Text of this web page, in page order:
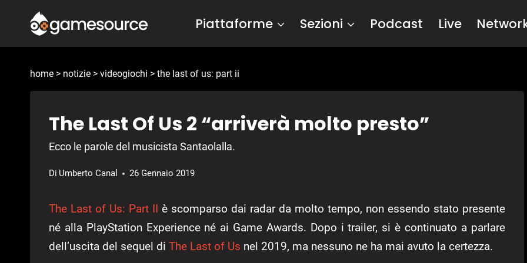
contenuto
Piattaforme Sezioni Podcast Live
home > notizie > videogiochi > the last of us: part ii
The Last Of Us 2 “arriverà molto presto”
Ecco le parole del musicista Santaolalla.
Di Umberto Canal 26 Gennaio 2019
The Last of Us: Part II è scomparso dai radar da molto tempo, non essendo stato presente
né alla PlayStation Experience né ai Game Awards. Dopo i trailer, si è continuato a parlare
dell’uscita del sequel di The Last of Us nel 2019, ma nessuno ne ha mai avuto la certezza.